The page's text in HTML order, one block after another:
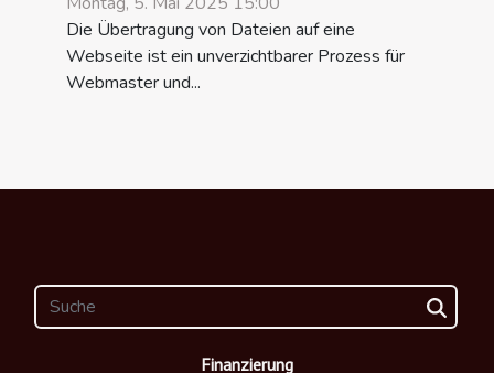
Die Übertragung von Dateien auf eine
Webseite ist ein unverzichtbarer Prozess für
Webmaster und...
Finanzierung